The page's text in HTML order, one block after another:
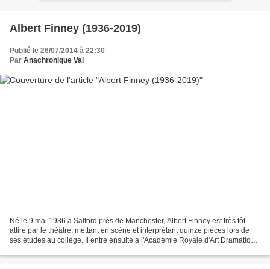
Albert Finney (1936-2019)
Publié le 26/07/2014 à 22:30
Par Anachronique Val
Né le 9 mai 1936 à Salford près de Manchester, Albert Finney est très tôt
attiré par le théâtre, mettant en scène et interprétant quinze pièces lors de
ses études au collège. Il entre ensuite à l'Académie Royale d'Art Dramatique